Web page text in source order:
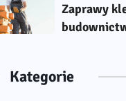
Zaprawy
Kategorie